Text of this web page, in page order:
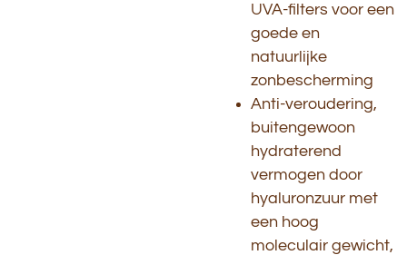
UVA-filters voor een
goede en
natuurlijke
zonbescherming
Anti-veroudering,
buitengewoon
hydraterend
vermogen door
hyaluronzuur met
een hoog
moleculair gewicht,